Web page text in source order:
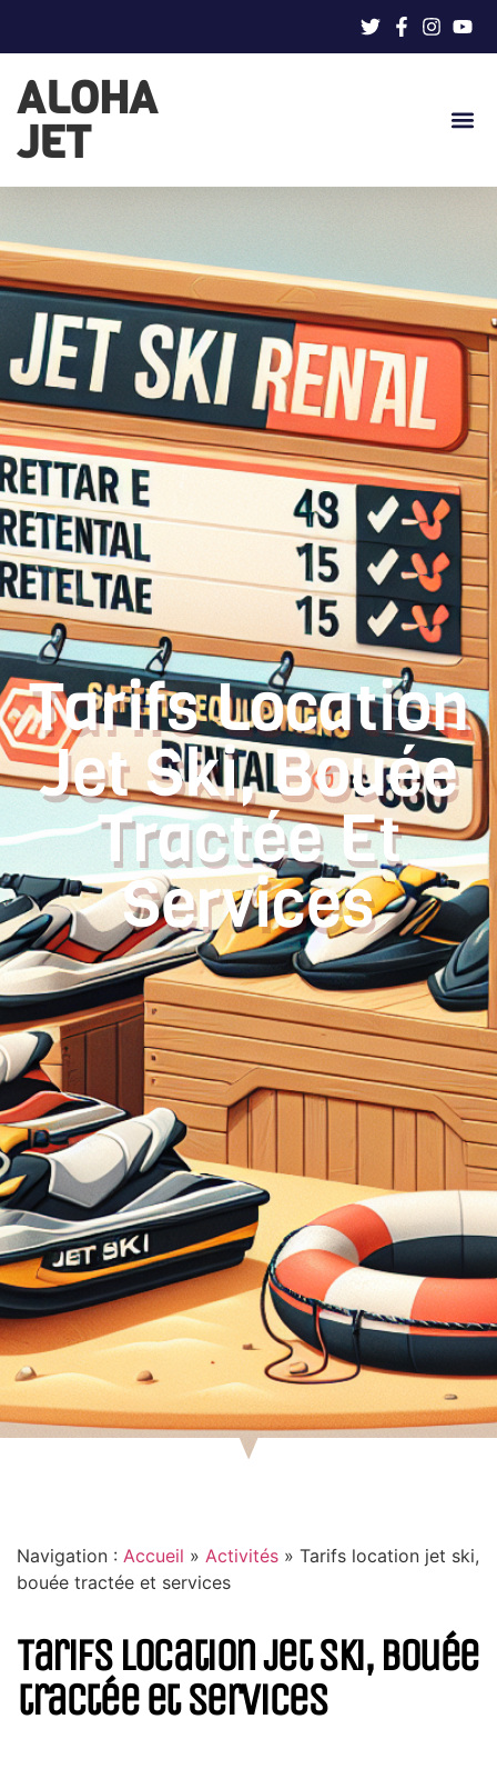
ALOHA
JET
Tarifs Location
Jet Ski, Bouée
Tractée Et
Services
Navigation : Accueil » Activités » Tarifs location jet ski,
bouée tractée et services
Tarifs location jet ski, bouée
tractée et services